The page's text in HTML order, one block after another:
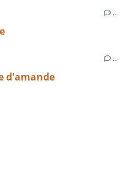
…
…
d'amande